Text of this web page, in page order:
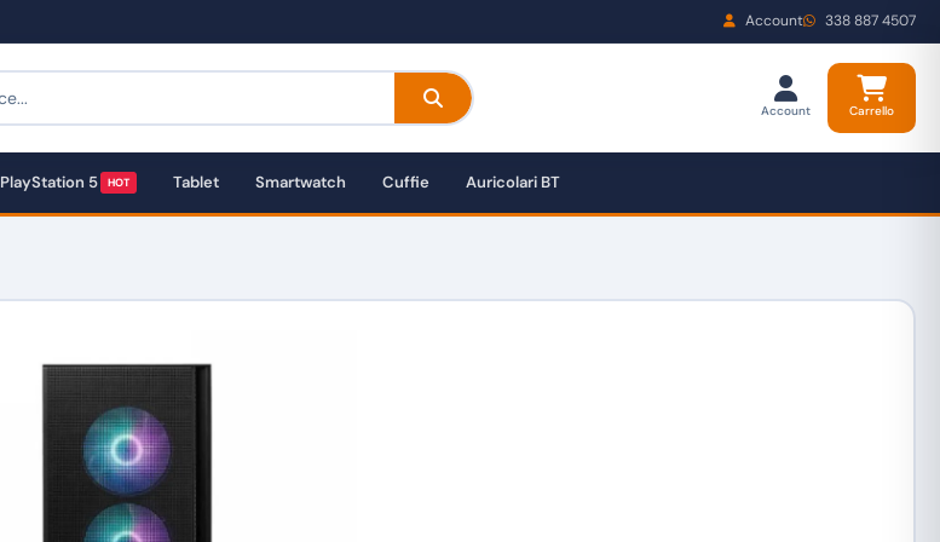
Account 338 887 4507
Account Carrello
PlayStation 5 HOT Tablet Smartwatch Cuffie Auricolari BT